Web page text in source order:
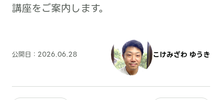
講座をご案内します。
公開日： 2026.06.28 こけみざわ ゆうき